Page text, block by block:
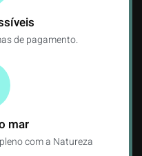
de pagamento.
mar
com a Natureza